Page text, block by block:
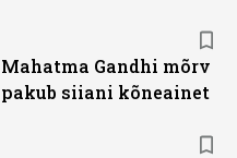
Mahatma Gandhi mõrv
pakub siiani kõneainet